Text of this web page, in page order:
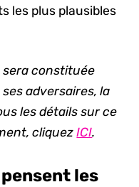
les plus plausibles
sera constituée
adversaires, la
les détails sur ce
cliquezICI.
les